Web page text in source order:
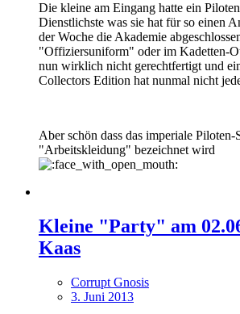
Die kleine am Eingang hatte ein
Dienstlichste was sie hat für so einen
der Woche die Akademie
"Offiziersuniform" oder im Kadetten-
nun wirklich nicht gerechtfertigt und
Collectors Edition hat nunmal nicht
Aber schön dass das imperiale Piloten-
"Arbeitskleidung" bezeichnet wird
Kleine "Party" am
Kaas
Corrupt Gnosis
3. Juni 2013